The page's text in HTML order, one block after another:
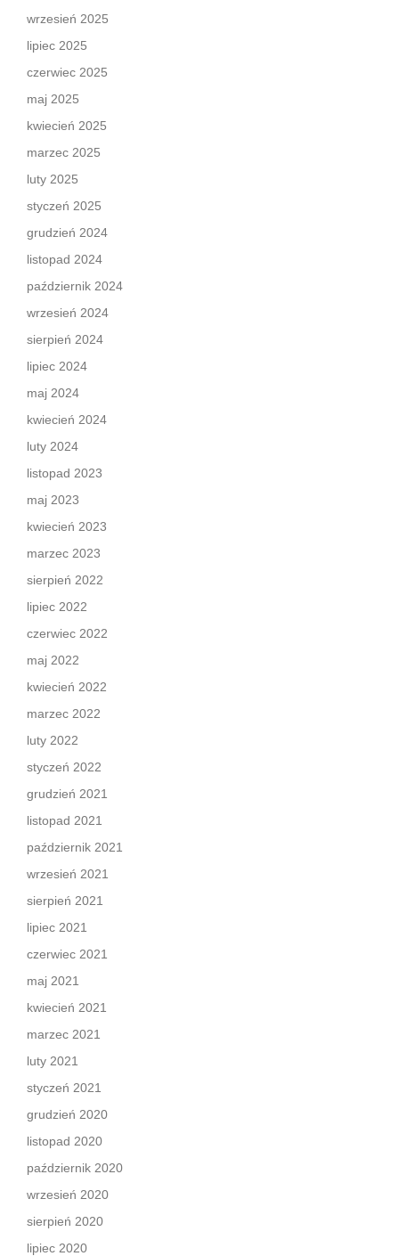
wrzesień 2025
lipiec 2025
czerwiec 2025
maj 2025
kwiecień 2025
marzec 2025
luty 2025
styczeń 2025
grudzień 2024
listopad 2024
październik 2024
wrzesień 2024
sierpień 2024
lipiec 2024
maj 2024
kwiecień 2024
luty 2024
listopad 2023
maj 2023
kwiecień 2023
marzec 2023
sierpień 2022
lipiec 2022
czerwiec 2022
maj 2022
kwiecień 2022
marzec 2022
luty 2022
styczeń 2022
grudzień 2021
listopad 2021
październik 2021
wrzesień 2021
sierpień 2021
lipiec 2021
czerwiec 2021
maj 2021
kwiecień 2021
marzec 2021
luty 2021
styczeń 2021
grudzień 2020
listopad 2020
październik 2020
wrzesień 2020
sierpień 2020
lipiec 2020